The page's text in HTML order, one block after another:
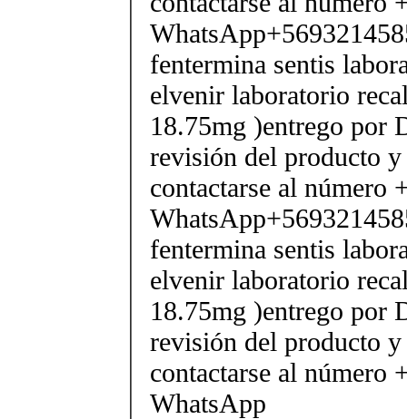
fentermina sentis
elvenir laboratorio
18.75mg )entrego por
revisión del producto
contactarse al número
fentermina sentis
elvenir laboratorio
18.75mg )entrego por
revisión del producto
contactarse al número
WhatsApp